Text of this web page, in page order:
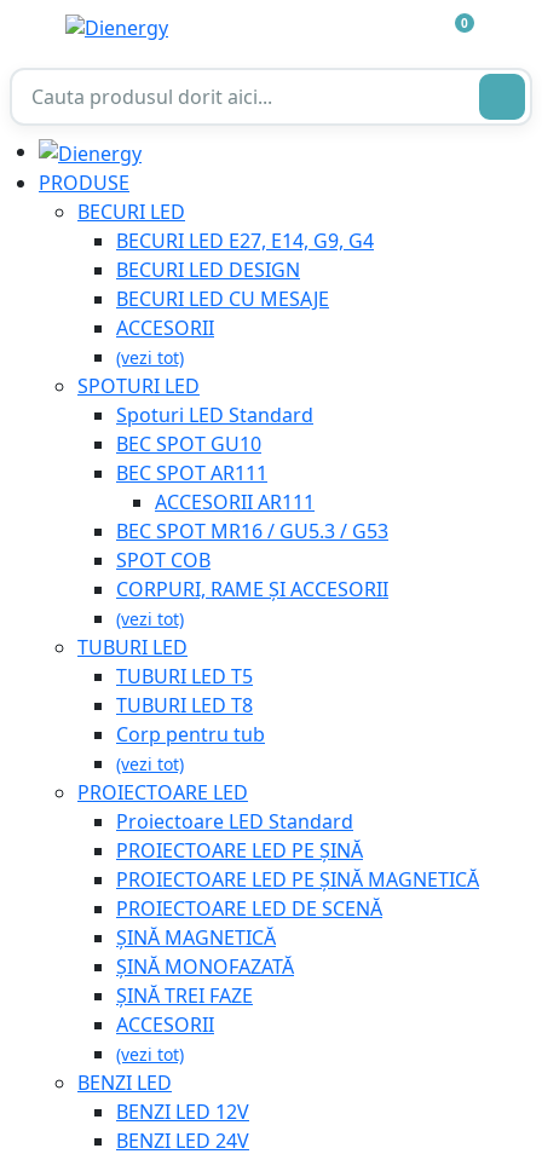
0
PRODUSE
BECURI LED
BECURI LED E27, E14, G9, G4
BECURI LED DESIGN
BECURI LED CU MESAJE
ACCESORII
(vezi tot)
SPOTURI LED
Spoturi LED Standard
BEC SPOT GU10
BEC SPOT AR111
ACCESORII AR111
BEC SPOT MR16 / GU5.3 / G53
SPOT COB
CORPURI, RAME ȘI ACCESORII
(vezi tot)
TUBURI LED
TUBURI LED T5
TUBURI LED T8
Corp pentru tub
(vezi tot)
PROIECTOARE LED
Proiectoare LED Standard
PROIECTOARE LED PE ȘINĂ
PROIECTOARE LED PE ȘINĂ MAGNETICĂ
PROIECTOARE LED DE SCENĂ
ȘINĂ MAGNETICĂ
ȘINĂ MONOFAZATĂ
ȘINĂ TREI FAZE
ACCESORII
(vezi tot)
BENZI LED
BENZI LED 12V
BENZI LED 24V